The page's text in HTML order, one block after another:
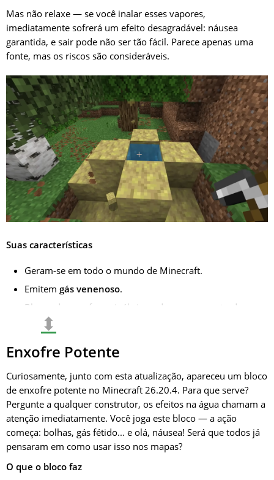
Existe o risco de que, no jogo real, a criatura seja mais
"curiosa" do que útil.
Se destruir blocos muito ativamente, pode ser irritante,
especialmente no modo sobrevivência.
Mas não relaxe — se você inalar esses vapores,
imediatamente sofrerá um efeito desagradável: náusea
garantida, e sair pode não ser tão fácil. Parece apenas uma
fonte, mas os riscos são consideráveis.
Suas características
Geram-se em todo o mundo de Minecraft.
Emitem gás venenoso.
Blocos de enxofre e cinábrio podem ser encontrados
por perto.
lagos.
Possuem uma aparência única.
Indicam que há recursos raros por perto.
Ao mesmo tempo, representam um risco.
⬍
Enxofre Potente
Curiosamente, junto com esta atualização, apareceu um bloco
de enxofre potente no Minecraft 26.20.4. Para que serve?
Pergunte a qualquer construtor, os efeitos na água chamam a
atenção imediatamente. Você joga este bloco — a ação
começa: bolhas, gás fétido... e olá, náusea! Será que todos já
pensaram em como usar isso nos mapas?
O que o bloco faz